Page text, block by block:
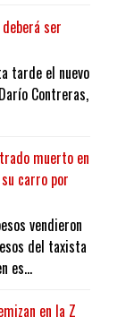
ser
tarde el nuevo
Contreras,
muerto en
carro por
vendieron
del taxista
es...
en la Z